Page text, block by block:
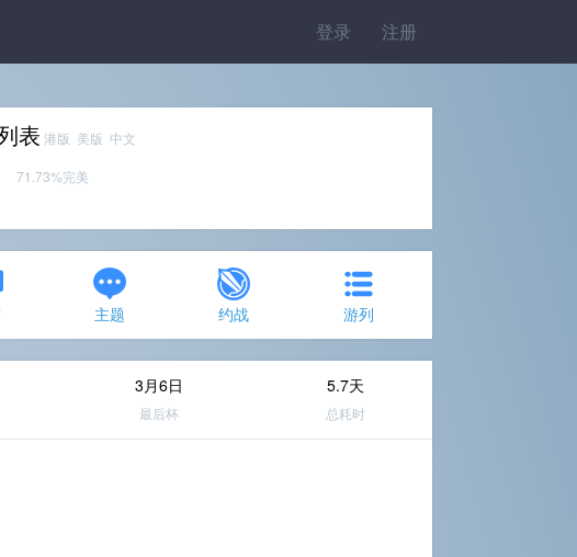
登录 注册
表 港版 美版 中文
71.73%完美
主题 约战 游列
3月6日
最后杯
5.7天
总耗时